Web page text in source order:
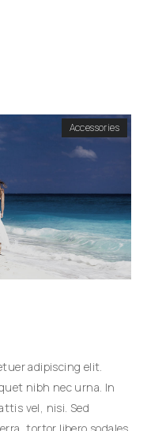
adipiscing elit.
nibh nec urna. In
vel, nisi. Sed
Accessories